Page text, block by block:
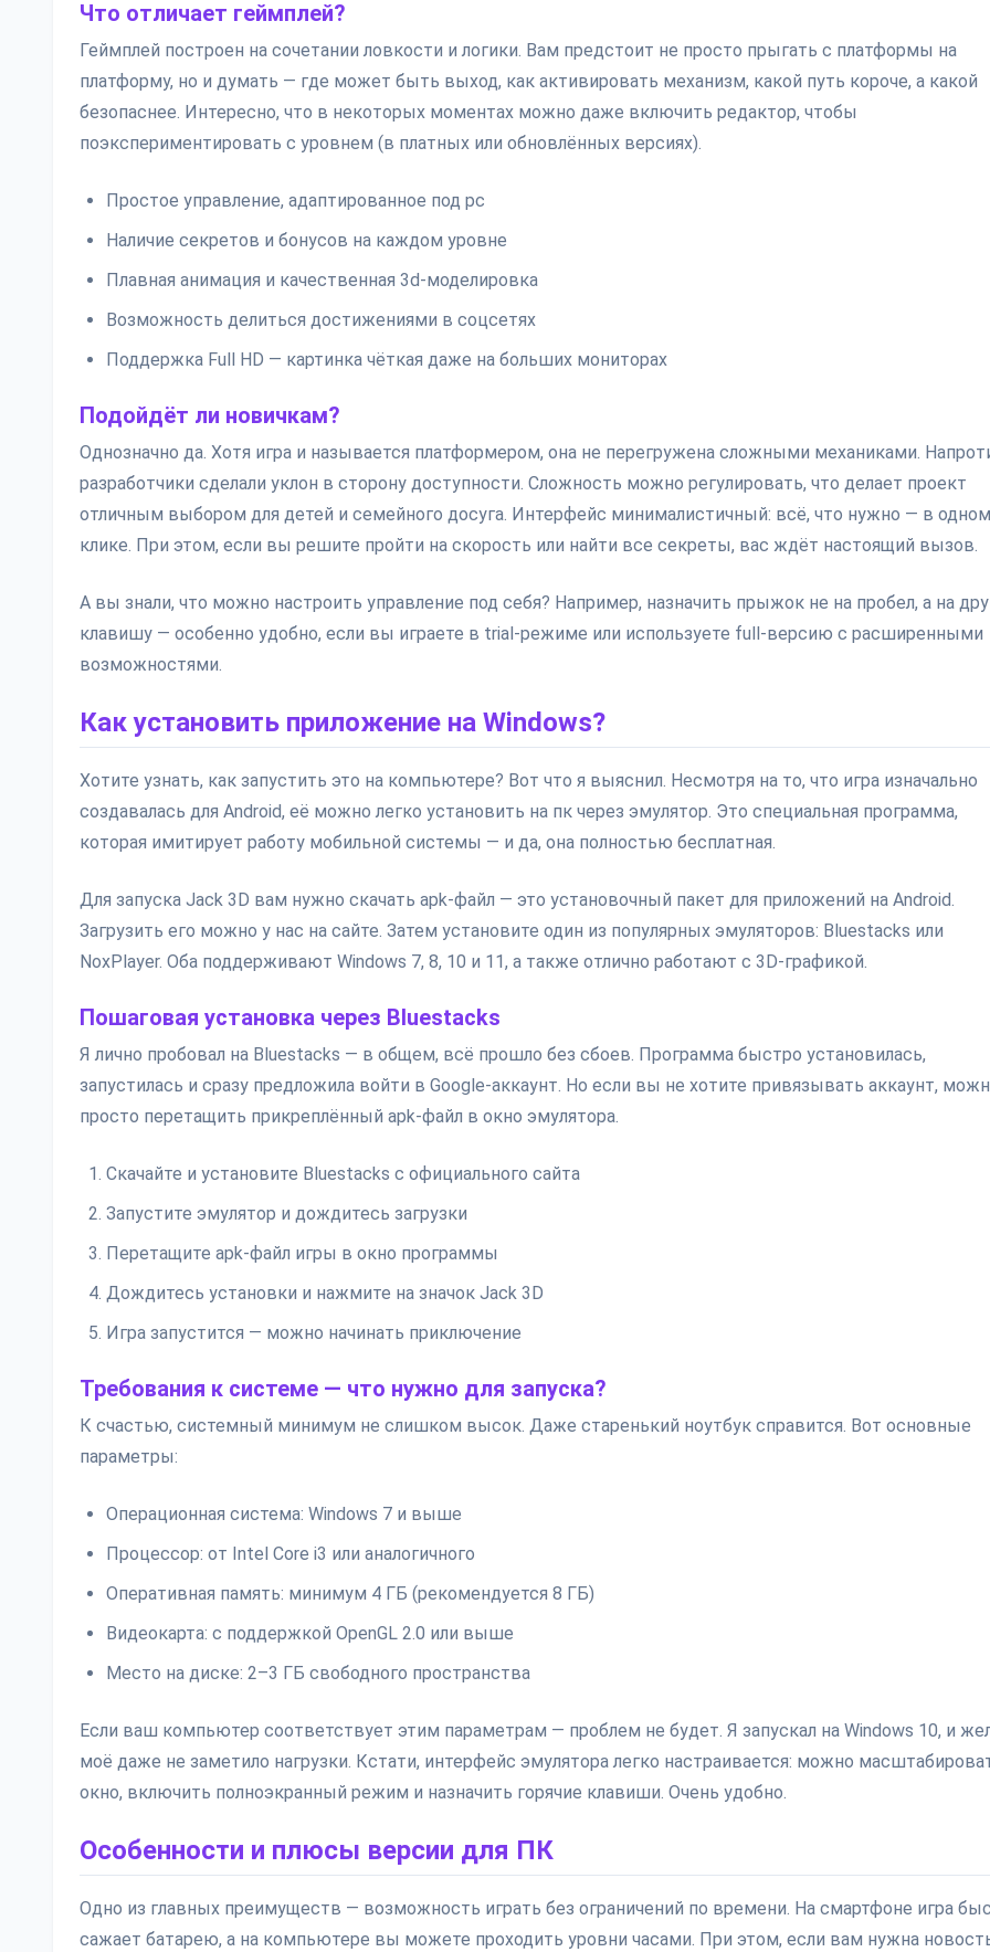
Что отличает геймплей?
Геймплей построен на сочетании ловкости и логики. Вам предстоит не просто прыгать с платформы на
платформу, но и думать — где может быть выход, как активировать механизм, какой путь короче, а какой
безопаснее. Интересно, что в некоторых моментах можно даже включить редактор, чтобы
поэкспериментировать с уровнем (в платных или обновлённых версиях).
Простое управление, адаптированное под pc
Наличие секретов и бонусов на каждом уровне
Плавная анимация и качественная 3d-моделировка
Возможность делиться достижениями в соцсетях
Поддержка Full HD — картинка чёткая даже на больших мониторах
Подойдёт ли новичкам?
Однозначно да. Хотя игра и называется платформером, она не перегружена сложными механиками.
разработчики сделали уклон в сторону доступности. Сложность можно регулировать, что делает проект
отличным выбором для детей и семейного досуга. Интерфейс минималистичный: всё, что нужно — в одном
клике. При этом, если вы решите пройти на скорость или найти все секреты, вас ждёт настоящий вызов.
А вы знали, что можно настроить управление под себя? Например, назначить прыжок не на пробел, а на
клавишу — особенно удобно, если вы играете в trial-режиме или используете full-версию с расширенными
возможностями.
Как установить приложение на Windows?
Хотите узнать, как запустить это на компьютере? Вот что я выяснил. Несмотря на то, что игра изначально
создавалась для Android, её можно легко установить на пк через эмулятор. Это специальная программа,
которая имитирует работу мобильной системы — и да, она полностью бесплатная.
Для запуска Jack 3D вам нужно скачать apk-файл — это установочный пакет для приложений на Android.
Загрузить его можно у нас на сайте. Затем установите один из популярных эмуляторов: Bluestacks или
NoxPlayer. Оба поддерживают Windows 7, 8, 10 и 11, а также отлично работают с 3D-графикой.
Пошаговая установка через Bluestacks
Я лично пробовал на Bluestacks — в общем, всё прошло без сбоев. Программа быстро установилась,
запустилась и сразу предложила войти в Google-аккаунт. Но если вы не хотите привязывать аккаунт,
просто перетащить прикреплённый apk-файл в окно эмулятора.
Скачайте и установите Bluestacks с официального сайта
Запустите эмулятор и дождитесь загрузки
Перетащите apk-файл игры в окно программы
Дождитесь установки и нажмите на значок Jack 3D
Игра запустится — можно начинать приключение
Требования к системе — что нужно для запуска?
К счастью, системный минимум не слишком высок. Даже старенький ноутбук справится. Вот основные
параметры:
Операционная система: Windows 7 и выше
Процессор: от Intel Core i3 или аналогичного
Оперативная память: минимум 4 ГБ (рекомендуется 8 ГБ)
Видеокарта: с поддержкой OpenGL 2.0 или выше
Место на диске: 2–3 ГБ свободного пространства
Если ваш компьютер соответствует этим параметрам — проблем не будет. Я запускал на Windows 10, и
моё даже не заметило нагрузки. Кстати, интерфейс эмулятора легко настраивается: можно
окно, включить полноэкранный режим и назначить горячие клавиши. Очень удобно.
Особенности и плюсы версии для ПК
Одно из главных преимуществ — возможность играть без ограничений по времени. На смартфоне игра
сажает батарею, а на компьютере вы можете проходить уровни часами. При этом, если вам нужна